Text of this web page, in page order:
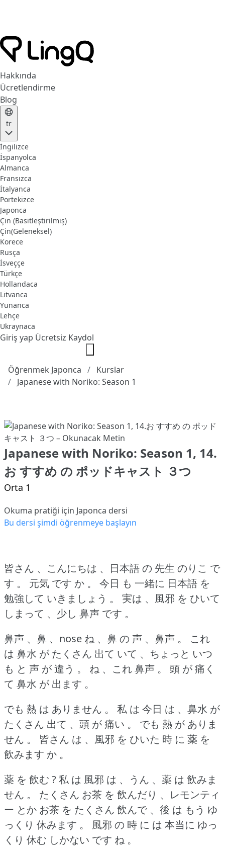
Hakkında
Ücretlendirme
Blog
tr
İngilizce
İspanyolca
Almanca
Fransızca
İtalyanca
Portekizce
Japonca
Çin (Basitleştirilmiş)
Çin(Geleneksel)
Korece
Rusça
İsveççe
Türkçe
Hollandaca
Litvanca
Yunanca
Lehçe
Ukraynaca
Giriş yap Ücretsiz Kaydol
Öğrenmek Japonca
Kurslar
Japanese with Noriko: Season 1
Japanese with Noriko: Season 1, 14.
お すすめ の ポッドキャスト ３つ
Orta 1
Okuma pratiği için Japonca dersi
Bu dersi şimdi öğrenmeye başlayın
皆さん 、こんにちは 、日本語 の 先生 のりこ で
す 。
元気 です か 。
今日 も 一緒に 日本語 を
勉強して いきましょう 。
実は 、風邪 を ひいて
しまって 、少し 鼻声 です 。
鼻声 、鼻 、nose ね 、鼻 の 声 、鼻声 。
これ
は 鼻水 が たくさん 出て いて 、ちょっと いつ
も と 声 が 違う 。
ね 、これ 鼻声 。
頭 が 痛く
て 鼻水 が 出ます 。
でも 熱 は ありません 。
私 は 今日 は 、鼻水 が
たくさん 出て 、頭 が 痛い 。
でも 熱 が ありま
せん 。
皆さん は 、風邪 を ひいた 時 に 薬 を
飲みます か 。
薬 を 飲む ?私 は 風邪 は 、うん 、薬 は 飲みま
せん 。
たくさん お茶 を 飲んだり 、レモンティ
ー とか お茶 を たくさん 飲んで 、後 は もう ゆ
っくり 休みます 。
風邪 の 時 に は 本当に ゆっ
くり 休む しかない です ね 。